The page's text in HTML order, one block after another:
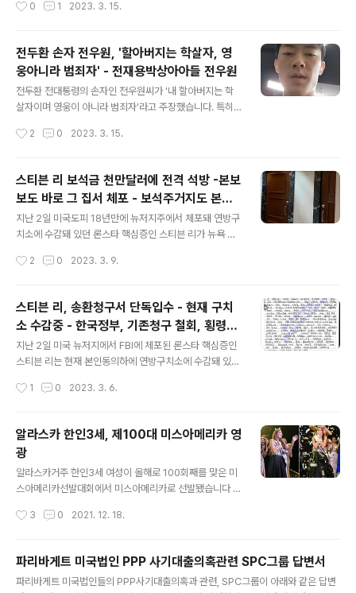
비판이 제기돼 왔습니다. 또 민변소속 송기호변호사는 서
있기 때문으로 풀이됩니다 현재 인스타그램을 통해 이 소식을 접한 사람들이 경찰에
말 자살시도를 했으며 한때 심한 우울증을 앓기도 했지만 현재는 정상이라고 밝혔습
니다 , 전씨는 또 자신이 전두환 전대통령의 손자임을 입증하기 위해 상속포기각서
서류를 동영상을 통해 제시했습니다 2023.03.14 - [분류 전..
0 1 2023. 3. 15.
전두환 손자 전우원, '할아버지는 학살자, 영
웅아니라 범죄자' - 전재용박상아아들 전우원
전두환 전대통령의 손자인 전우원씨가 '내 할아버지는 학
살자이며 영웅이 아니라 범죄자'라고 주장했습니다. 특히
두환 전대통령의 아들인 전재용씨의 둘째 아들인 전우원씨
정에 올린 동영상을 통해 '저는 제 할아버지 전두환은 학살
자이며, 저희 나라를 지킨 영웅이 아니라 범죄자'라고 주장
했습니다 전우원씨는 이동영상에서 상의를 벗은 상태로
'진실이 왜곡되는 이 세상에 이미 정의는 없습니다 질서는
없습니다 여러분들이 보고 판단하세요.'라며 전두환이 학살
임을 입증하기 위해 전두환 대통령이 런닝셔츠차림으로 자
2 0 2023. 3. 15.
스티븐 리 보석금 천만달러에 전격 석방 -본보
보도 바로 그 집서 체포 - 보석주거지도 본보
보도 주택으로 한정
지난 2일 미국도피 18년만에 뉴저지주에서 체포돼 연방구
치소에 수감돼 있던 론스타 핵심증인 스티븐 리가 뉴욕 현
티븐 리는 지난 2020년 9월초 본보가 공개한 뉴저지주택
m/mrudjknr [안치용 대기자 단독충격리포트2] 한국정부
상대 5조5천억 론스타 소송, 스모킹 건 론스타 핵심증 15
년째 도주 스티븐 리…연기처럼 사라진 그가 뉴저지 주에
거주하고 있다니… 모든 증거들은 그를 가리키고 있다 지난
만 한국정부의 늦장 sundayjournalusa.com 뉴저지 연
2 0 2023. 3. 9.
스티븐 리, 송환청구서 단독입수 - 현재 구치
소 수감중 - 한국정부, 기존청구 철회, 횡령으
로 재청구
지난 2일 미국 뉴저지에서 FBI에 체포된 론스타 핵심증인
스티븐 리는 현재 본인동의하에 연방구치소에 수감돼 있으
에 청구 한 스티븐 리 인도청구를 철회하고, 혐의를 횡령으
찰은 오늘 스티븐 리가 지난 2일 뉴저지에서 FBI에 체포된
뒤 보석청문회가 열릴 때까지 연방구치소에 수감된다는 데
합의, 현재 뉴저지주 뉴왁인근 구치소에 수감돼 있다고 밝
혔습니다 연방검찰은 이에 앞서 지난 2월 24일 연방법원
에 ‘한국정부가 스티븐 리에 대한 범죄인인도를 청구했
장을 청구했고, 이 영장을 스티븐 리 체포때까지 공개하지
1 0 2023. 3. 6.
알라스카 한인3세, 제100대 미스아메리카 영
광
알라스카거주 한인3세 여성이 올해로 100회째를 맞은 미
스아메리카선발대회에서 미스아메리카로 선발됐습니다 알
인 올해 20세 엠마 브로일스양이 어제 커네티컷주 모히건
싱턴DC 대표등 51명의 미녀를 제치고 영예의 우승을 차
지, 2021 미스아메리카의 영광을 안았습니다 특히 지난 1
921년 시작된 미스아메리카선발대회는 올해로 백주년을
3 0 2021. 12. 18.
파리바게트 미국법인 PPP 사기대출의혹관련 SPC그룹 답변서
파리바게트 미국법인들의 PPP사기대출의혹과 관련, SPC그룹이 아래와 같은 답변